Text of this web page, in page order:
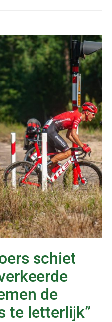
schiet
de
te letterlijk”